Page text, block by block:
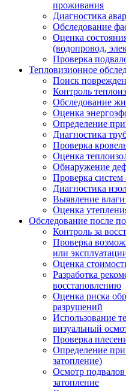
проживания
Диагностика
Обследование
Оценка
(водопровод,
Проверка
Тепловизионное
Поиск
Контроль
Обследование
Оценка
Определение
Диагностика
Проверка
Оценка
Обнаружение
Проверка
Диагностика
Выявление
Оценка
Обследование после
Контроль за
Проверка
или
Оценка
Разработка
восстановлению
Оценка риска
разрушений
Использование
визуальный
Проверка
Определение
затопление)
Осмотр
затопление